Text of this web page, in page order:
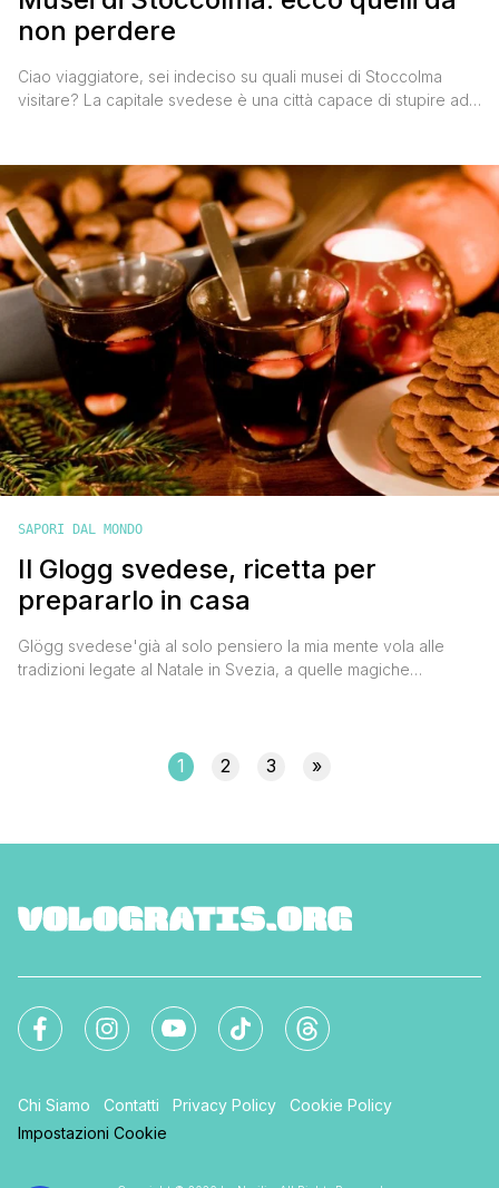
non perdere
Ciao viaggiatore, sei indeciso su quali musei di Stoccolma
visitare? La capitale svedese è una città capace di stupire ad
questo post cercherò di aiutarti nella scelta segnalandoti quelli
che secondo me sono i musei [']
SAPORI DAL MONDO
Il Glogg svedese, ricetta per
prepararlo in casa
Glögg svedese'già al solo pensiero la mia mente vola alle
tradizioni legate al Natale in Svezia, a quelle magiche
mercatini di Natale di Stoccolma e che oltre a scaldarmi dal [']
1 2 3 »
Chi Siamo Contatti Privacy Policy
Cookie Policy
Impostazioni Cookie